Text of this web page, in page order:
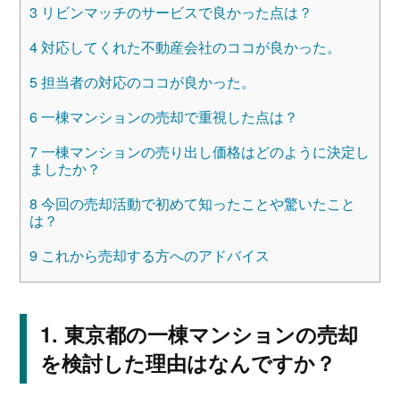
3 リビンマッチのサービスで良かった点は？
4対応してくれた不動産会社のココが良かった。
5担当者の対応のココが良かった。
6一棟マンションの売却で重視した点は？
7一棟マンションの売り出し価格はどのように決定し
ましたか？
8 今回の売却活動で初めて知ったことや驚いたこと
は？
9これから売却する方へのアドバイス
東京都の一棟マンションの売却
を検討した理由はなんですか？